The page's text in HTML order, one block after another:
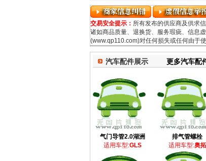
交易安全提示： 所有发布的供应商及供求
诸如商品质量、退换货、服务瑕疵、信息
(www.qp110.com)对任何损失或任何由于
汽车配件展示 更多汽车配
气门导管2.0湖洲
适用车型:GLS
排气管螺栓
适用车型:奥拓